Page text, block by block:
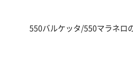
550バルケッタ/550マラネロ